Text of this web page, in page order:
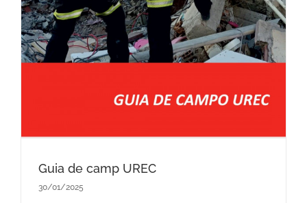
Guia de camp UREC
30/01/2025